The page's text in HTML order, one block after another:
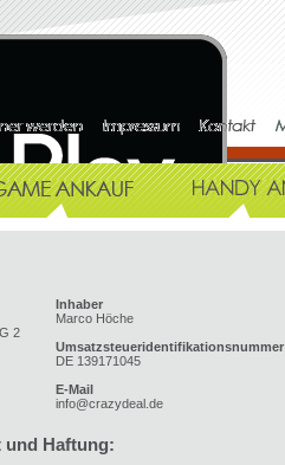
Inhaber
Marco Höche
2
Umsatzsteueridentifikationsnummer
DE 139171045
E-Mail
info@crazydeal.de
und Haftung: